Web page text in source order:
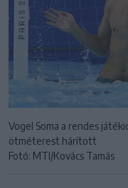
Vogel Soma a rendes
ötméterest hárított
Fotó: MTI/Kovács Tamás